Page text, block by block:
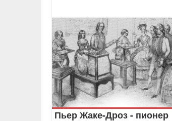
Пьер Жаке-Дроз - пионер